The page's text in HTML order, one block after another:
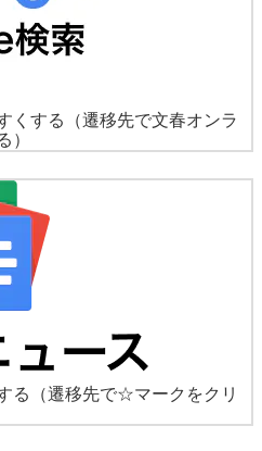
くする
（遷移先で文春オンラ
）
る
（遷移先で☆マークをクリ